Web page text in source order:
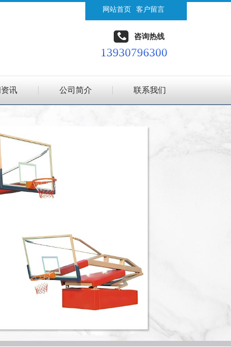
网站首页 客户留言
咨询热线
13930796300
讯 公司简介 联系我们